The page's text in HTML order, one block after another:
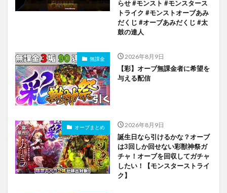
らせ #モンスト #モンスタース
トライク #モンストオーブあみ
だくじ #オーブあみだくじ #太
鼓の達人
無課金 2026年8月9日
【彩】オーブ無課金者に希望を
与える配信
オーブまとめ 2026年8月9日
誕生日なら引けるかな？オーブ
は3回しか回せない彩獣神祭ガ
チャ！オーブを回収してガチャ
したい！【モンスターストライ
ク】